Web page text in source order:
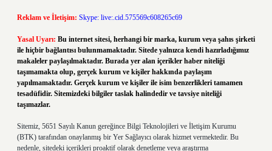
Reklam ve İletişim: Skype: live:.cid.575569c608265c69
Yasal Uyarı: Bu internet sitesi, herhangi bir marka, kurum veya şahıs şirketi
ile hiçbir bağlantısı bulunmamaktadır. Sitede yalnızca kendi hazırladığımız
makaleler paylaşılmaktadır. Burada yer alan içerikler haber niteliği
taşımamakta olup, gerçek kurum ve kişiler hakkında paylaşım
yapılmamaktadır. Gerçek kurum ve kişiler ile isim benzerlikleri tamamen
tesadüfidir. Sitemizdeki bilgiler taslak halindedir ve tavsiye niteliği
taşımazlar.
Sitemiz, 5651 Sayılı Kanun gereğince Bilgi Teknolojileri ve İletişim Kurumu
(BTK) tarafından onaylanmış bir Yer Sağlayıcı olarak hizmet vermektedir. Bu
nedenle, sitedeki içerikleri proaktif olarak denetleme veya araştırma